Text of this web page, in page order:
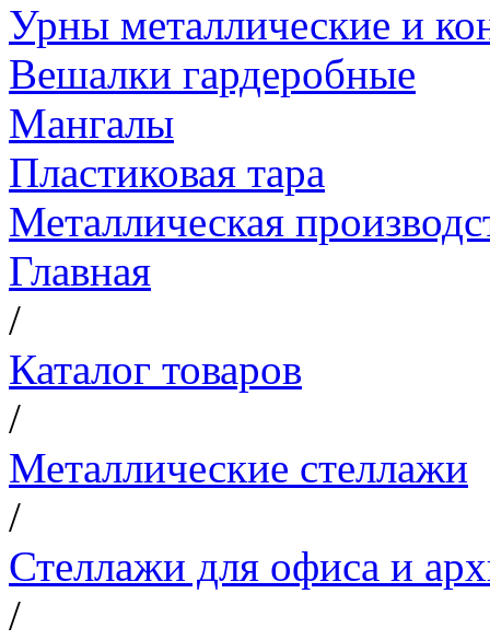
Урны металлические и
Вешалки гардеробные
Мангалы
Пластиковая тара
Металлическая
Главная
/
Каталог товаров
/
Металлические стеллажи
/
Стеллажи для офиса и
/